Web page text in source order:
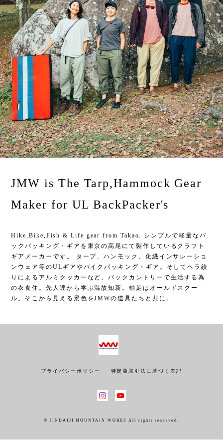
JMW is The Tarp,Hammock Gear
Maker for UL BackPacker's
Hike,Bike,Fish & Life gear from Takao. シンプルで軽量なバ
ックパッキング・ギアを東京の高尾にて製作しているクラフト
ギアメーカーです。 タープ、ハンモック、化繊インサレーショ
ンウェア等のULギアやバイクパッキング・ギア。そしてヘラ絞
りによるアルミクッカーなど、バックカントリーで生活する為
の衣食住。先人達から学ぶ温故知新。軸足はオールドスクー
ル。そこから見える景色をJMWの道具たちと共に。
プライバシーポリシー 特定商取引法に基づく表記
© JINDAIJI MOUNTAIN WORKS All rights reserved.